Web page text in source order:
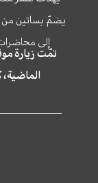
يضمّ بساتين من
إلى